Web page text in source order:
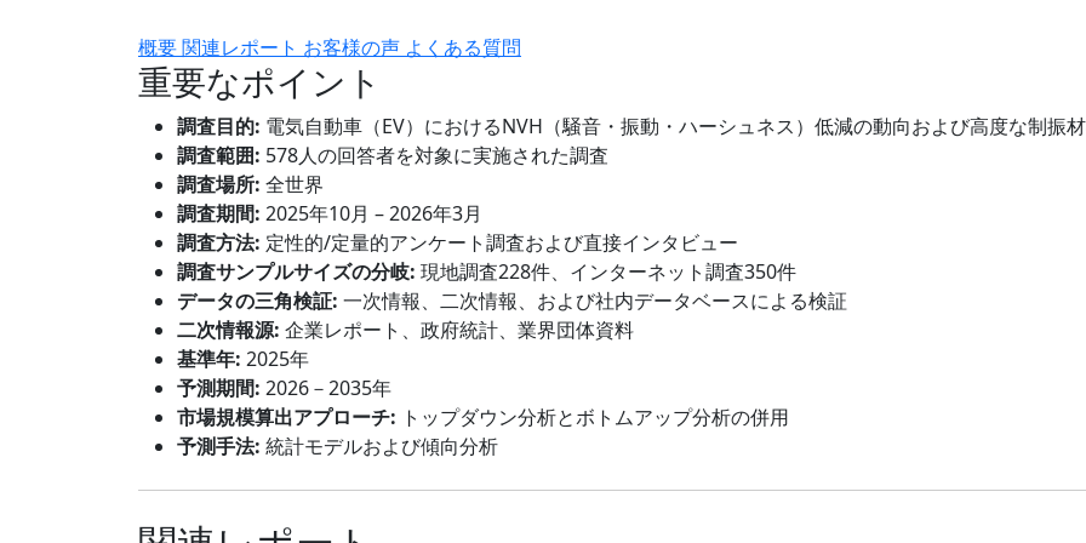
概要関連レポート お客様の声 よくある質問
重要なポイント
調査目的: 電気自動車（EV）におけるNVH（騒音・振動・ハーシュネス）低減の動向および高度な制振材
調査範囲: 578人の回答者を対象に実施された調査
調査場所: 全世界
調査期間: 2025年10月 – 2026年3月
調査方法: 定性的/定量的アンケート調査および直接インタビュー
調査サンプルサイズの分岐: 現地調査228件、インターネット調査350件
データの三角検証: 一次情報、二次情報、および社内データベースによる検証
二次情報源: 企業レポート、政府統計、業界団体資料
基準年: 2025年
予測期間: 2026－2035年
市場規模算出アプローチ: トップダウン分析とボトムアップ分析の併用
予測手法: 統計モデルおよび傾向分析